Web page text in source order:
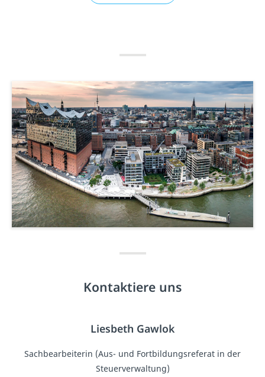
Kontaktiere uns
Liesbeth Gawlok
Sachbearbeiterin (Aus- und Fortbildungsreferat in der
Steuerverwaltung)